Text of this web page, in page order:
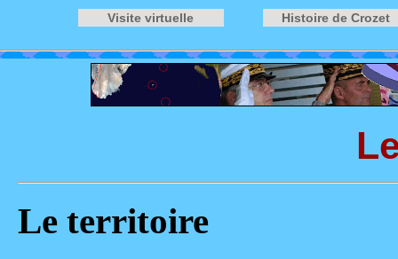
Visite virtuelle Histoire de Crozet
Le territoire